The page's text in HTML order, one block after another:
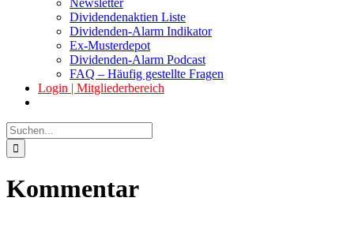
Dividendenaktien Liste
Dividenden-Alarm Indikator
Ex-Musterdepot
Dividenden-Alarm Podcast
FAQ – Häufig gestellte Fragen
Login | Mitgliederbereich
Suche
nach:
Kommentar